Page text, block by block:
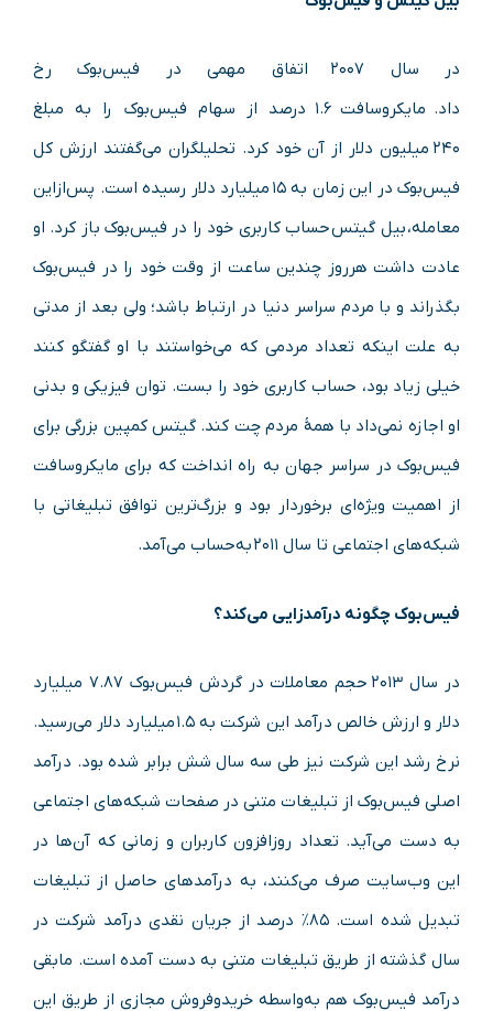
در سال ۲۰۰۷ اتفاق مهمی در فیس‌بوک رخ
داد. مایکروسافت ۱.۶ درصد از سهام فیس‌بوک را به مبلغ
۲۴۰ میلیون دلار از آن خود کرد. تحلیلگران می‌گفتند ارزش کل
فیس‌بوک در این زمان به ۱۵ میلیارد دلار رسیده است. پس‌ازاین
معامله، بیل گیتس حساب کاربری خود را در فیس‌بوک باز کرد. او
عادت داشت هرروز چندین ساعت از وقت خود را در فیس‌بوک
بگذراند و با مردم سراسر دنیا در ارتباط باشد؛ ولی بعد از مدتی
به علت اینکه تعداد مردمی که می‌خواستند با او گفتگو کنند
خیلی زیاد بود، حساب کاربری خود را بست. توان فیزیکی و بدنی
او اجازه نمی‌داد با همهٔ مردم چت کند. گیتس کمپین بزرگی برای
فیس‌بوک در سراسر جهان به راه انداخت که برای مایکروسافت
از اهمیت ویژه‌ای برخوردار بود و بزرگ‌ترین توافق تبلیغاتی با
شبکه‌های اجتماعی تا سال ۲۰۱۱ به‌حساب می‌آمد.
فیس‌بوک چگونه درآمدزایی می‌کند؟
در سال ۲۰۱۳ حجم معاملات در گردش فیس‌بوک ۷.۸۷ میلیارد
دلار و ارزش خالص درآمد این شرکت به ۱.۵ میلیارد دلار می‌رسید.
نرخ رشد این شرکت نیز طی سه سال شش برابر شده بود. درآمد
اصلی فیس‌بوک از تبلیغات متنی در صفحات شبکه‌های اجتماعی
به دست می‌آید. تعداد روزافزون کاربران و زمانی که آن‌ها در
این وب‌سایت صرف می‌کنند، به درآمدهای حاصل از تبلیغات
تبدیل شده است. ۸۵٪ درصد از جریان نقدی درآمد شرکت در
سال گذشته از طریق تبلیغات متنی به دست آمده است. مابقی
درآمد فیس‌بوک هم به‌واسطه خریدوفروش مجازی از طریق این